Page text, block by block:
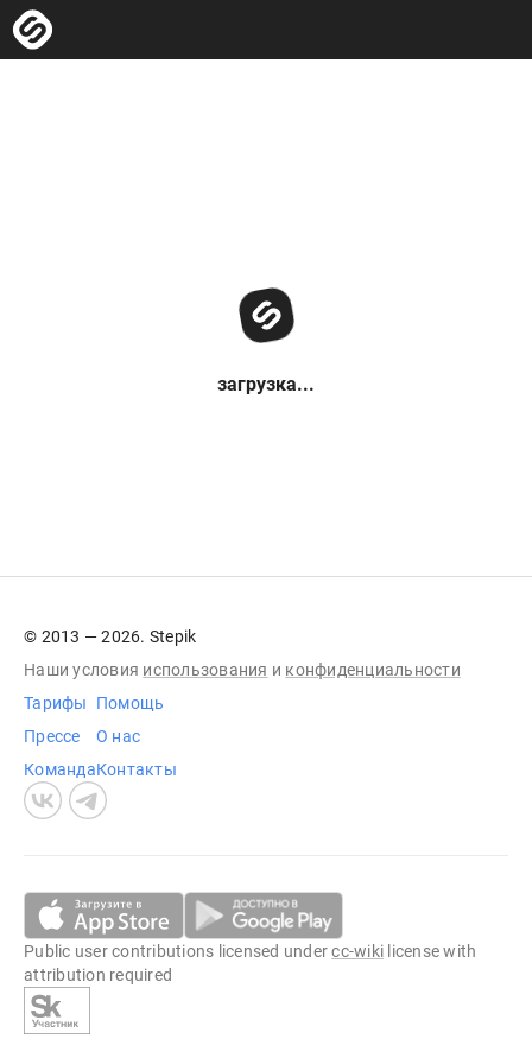
загрузка...
© 2013 — 2026. Stepik
Наши условия использования и конфиденциальности
Тарифы
Прессе
Команда
Помощь
О нас
Контакты
Public user contributions licensed undercc-wiki license with
attribution required